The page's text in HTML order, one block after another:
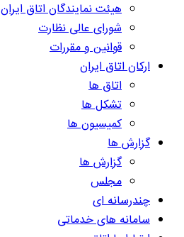
هیئت نمایندگان اتاق ایران
شورای عالی نظارت
قوانین و مقررات
ارکان اتاق ایران
اتاق ها
تشکل ها
کمیسیون ها
گزارش ها
گزارش ها
مجلس
چندرسانه ای
سامانه های خدماتی